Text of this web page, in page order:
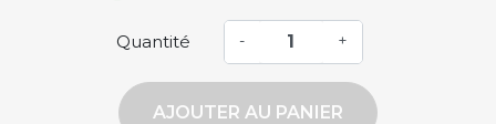
Quantité - +
AJOUTER AU PANIER